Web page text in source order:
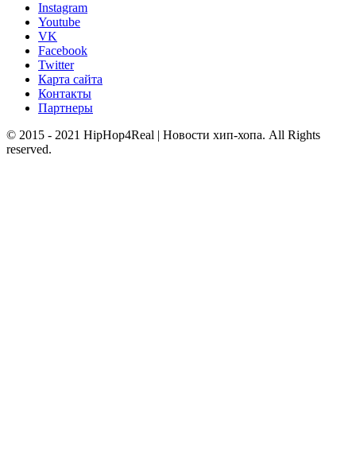
Instagram
Youtube
VK
Facebook
Twitter
Карта сайта
Контакты
Партнеры
© 2015 - 2021 HipHop4Real | Новости хип-хопа. All Rights
reserved.